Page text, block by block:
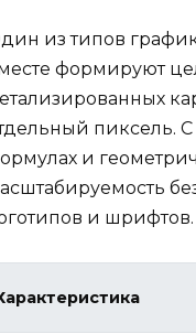
из типов
формируют
пиксель.
и
и шрифтов.